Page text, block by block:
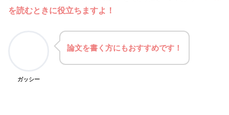
を読むときに役立ちますよ！
ガッシー
論文を書く方にもおすすめです！